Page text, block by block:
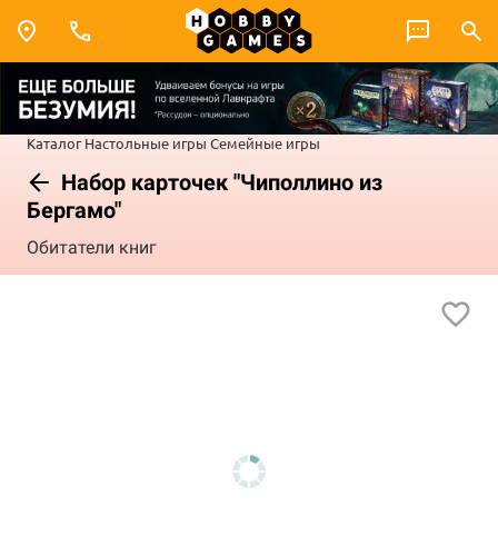
Каталог Настольные игры Семейные игры
Набор карточек "Чиполлино из
Бергамо"
Обитатели книг